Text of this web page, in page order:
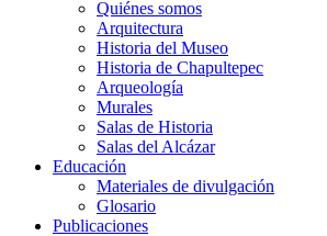
Quiénes somos
Arquitectura
Historia del Museo
Historia de Chapultepec
Arqueología
Murales
Salas de Historia
Salas del Alcázar
Educación
Materiales de divulgación
Glosario
Publicaciones